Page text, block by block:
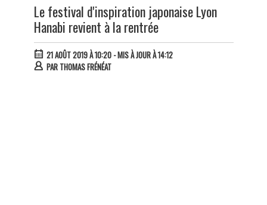
Le festival d'inspiration japonaise Lyon
Hanabi revient à la rentrée
21 AOÛT 2019 À 10:20- MIS À JOUR À 14:12
PAR THOMAS FRÉNÉAT